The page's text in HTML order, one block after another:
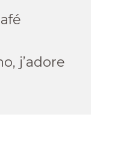
j’adore